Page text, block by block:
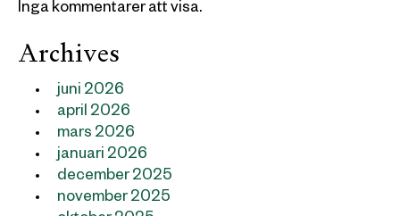
Inga kommentarer att visa.
Archives
juni 2026
april 2026
mars 2026
januari 2026
december 2025
november 2025